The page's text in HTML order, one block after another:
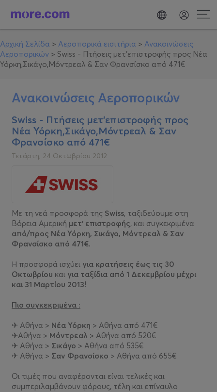
Αρχική Σελίδα > Αεροπορικά εισιτήρια > Ανακοινώσεις
Αεροπορικών > Swiss - Πτήσεις μετ'επιστροφής προς Νέα
Υόρκη,Σικάγο,Μόντρεαλ & Σαν Φρανσίσκο από 471€
Ανακοινώσεις Αεροπορικών
Swiss - Πτήσεις μετ'επιστροφής προς
Νέα Υόρκη,Σικάγο,Μόντρεαλ & Σαν
Φρανσίσκο από 471€
Τετάρτη, 24 Οκτωβρίου 2012
Με τη νεά προσφορά της Swiss, ταξιδεύουμε στη
Βόρεια Αμερική μετ' επιστροφής, και συγκεκριμένα
από/προς Νέα Υόρκη, Σικάγο, Μόντρεαλ & Σαν
Φρανσίσκο από 471€.
Η προσφορά ισχύει για κρατήσεις έως τις 30
Οκτωβρίου και για ταξίδια από 1 Δεκεμβρίου μέχρι
και 31 Μαρτίου 2013!
Πιο συγκεκριμένα :
✈ Αθήνα > Νέα Υόρκη > Αθήνα από 471€
✈Αθήνα > Μόντρεαλ > Αθήνα από 520€
✈ Αθήνα > Σικάγο > Αθήνα από 535€
✈ Αθήνα > Σαν Φρανσίσκο > Αθήνα από 655€
Οι τιμές που αναφέρονται είναι τελικές και
συμπεριλαμβάνουν φόρους, τέλη και επίναυλο